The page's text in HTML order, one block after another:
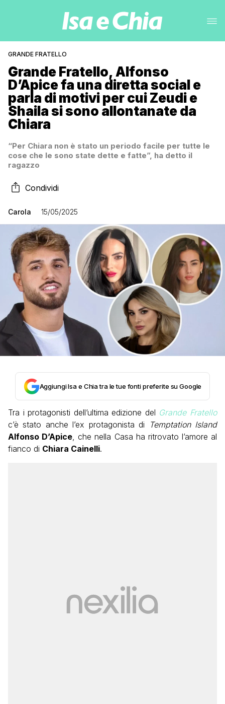
GRANDE FRATELLO
Grande Fratello, Alfonso
D’Apice fa una diretta social e
parla di motivi per cui Zeudi e
Shaila si sono allontanate da
Chiara
“Per Chiara non è stato un periodo facile per tutte le
cose che le sono state dette e fatte”, ha detto il
ragazzo
Condividi
Carola 15/05/2025
Aggiungi Isa e Chia tra le tue fonti preferite su Google
Tra i protagonisti dell’ultima edizione del Grande Fratello
c’è stato anche l’ex protagonista di
Temptation Island
Alfonso D’Apice, che nella Casa ha ritrovato l’amore al
fianco di Chiara Cainelli.